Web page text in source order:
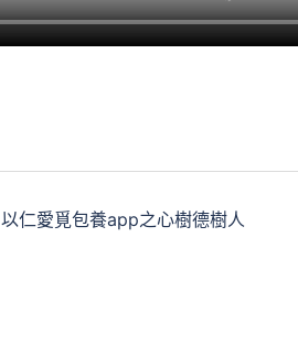
以仁愛覓包養app之心樹德樹人